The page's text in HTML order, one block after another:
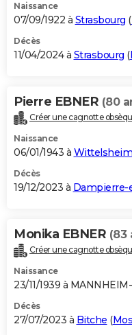
Naissance
07/09/1922 à Strasbourg (
Décès
11/04/2024 à Strasbourg (
Pierre EBNER (80
Créer une cagnotte
Naissance
06/01/1943 à Wittelsheim
Décès
19/12/2023 à Dampierre-
Monika EBNER (83
Créer une cagnotte
Naissance
23/11/1939 à
Décès
27/07/2023 à Bitche (